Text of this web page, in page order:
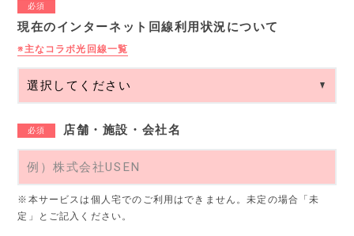
必須
現在のインターネット回線利用状況について
※主なコラボ光回線一覧
必須 店舗・施設・会社名
※本サービスは個人宅でのご利用はできません。未定の場合「未
定」とご記入ください。